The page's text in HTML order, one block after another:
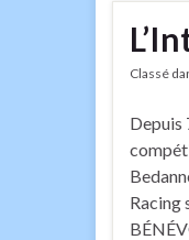
Classé
Depuis
Racing